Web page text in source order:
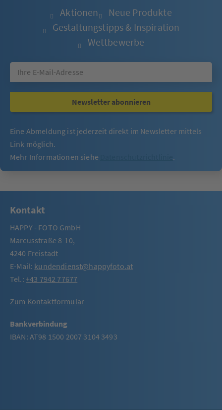
Aktionen
Neue Produkte
Gestaltungstipps & Inspiration
Wettbewerbe
Newsletter abonnieren
Eine Abmeldung ist jederzeit direkt im Newsletter mittels
Link möglich.
Mehr Informationen siehe
.
Kontakt
HAPPY - FOTO GmbH
Marcusstraße 8-10,
4240 Freistadt
E-Mail: kundendienst@happyfoto.at
Tel.: +43 7942 77677
Zum Kontaktformular
Bankverbindung
IBAN: AT98 1500 2007 3104 3493